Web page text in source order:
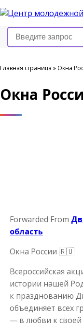
Главная страница » Окна
Окна
Forwarded From
область
Окна России 🇷🇺
Всероссийская
истории нашей
к празднованию
объединяет всех
— в любви к своей